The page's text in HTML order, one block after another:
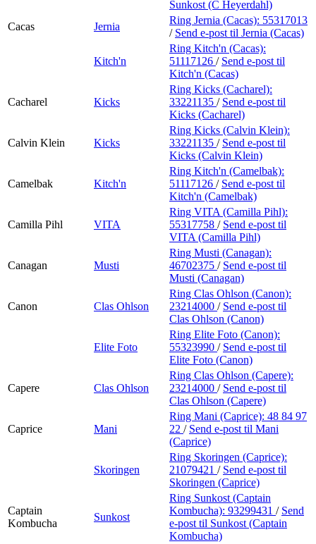
Sunkost (C Heyerdahl)
Cacas
Jernia
Ring Jernia (Cacas): 55317013
/ Send e-post til Jernia (Cacas)
Kitch'n
Ring Kitch'n (Cacas):
51117126 / Send e-post til
Kitch'n (Cacas)
Cacharel Kicks
Ring Kicks (Cacharel):
33221135 / Send e-post til
Kicks (Cacharel)
Calvin Klein Kicks
Ring Kicks (Calvin Klein):
33221135 / Send e-post til
Kicks (Calvin Klein)
Camelbak Kitch'n
Ring Kitch'n (Camelbak):
51117126 / Send e-post til
Kitch'n (Camelbak)
Camilla Pihl VITA
Ring VITA (Camilla Pihl):
55317758 / Send e-post til
VITA (Camilla Pihl)
Canagan Musti
Ring Musti (Canagan):
46702375 / Send e-post til
Musti (Canagan)
Canon Clas Ohlson
Ring Clas Ohlson (Canon):
23214000 / Send e-post til
Clas Ohlson (Canon)
Elite Foto
Ring Elite Foto (Canon):
55323990 / Send e-post til
Elite Foto (Canon)
Capere Clas Ohlson
Ring Clas Ohlson (Capere):
23214000 / Send e-post til
Clas Ohlson (Capere)
Caprice Mani
Ring Mani (Caprice): 48 84 97
22 / Send e-post til Mani
(Caprice)
Skoringen
Ring Skoringen (Caprice):
21079421 / Send e-post til
Skoringen (Caprice)
Captain
Kombucha
Sunkost
Ring Sunkost (Captain
Kombucha): 93299431 / Send
e-post til Sunkost (Captain
Kombucha)